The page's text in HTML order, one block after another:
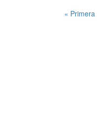
« Primera